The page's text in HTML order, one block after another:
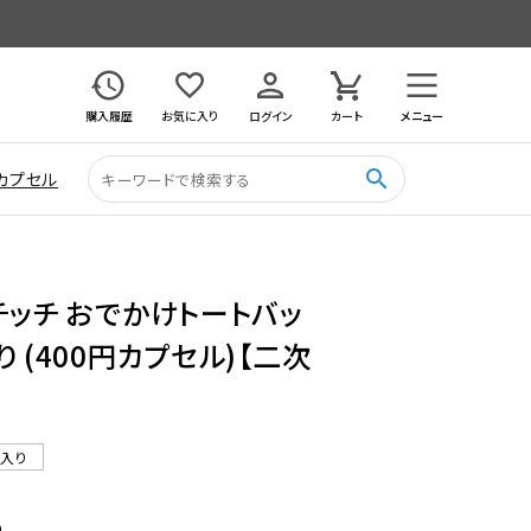
購入履歴
お気に入り ログイン カート メニュー
プセル search
ッチ おでかけトートバッ
(400円カプセル)【二次
り